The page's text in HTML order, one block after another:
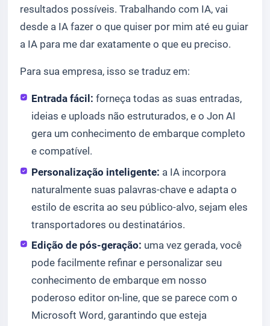
resultados possíveis. Trabalhando com IA, vai
desde a IA fazer o que quiser por mim até eu guiar
a IA para me dar exatamente o que eu preciso.
Para sua empresa, isso se traduz em:
Entrada fácil: forneça todas as suas entradas,
ideias e uploads não estruturados, e o Jon AI
gera um conhecimento de embarque completo
e compatível.
Personalização inteligente: a IA incorpora
naturalmente suas palavras-chave e adapta o
estilo de escrita ao seu público-alvo, sejam eles
transportadores ou destinatários.
Edição de pós-geração: uma vez gerada, você
pode facilmente refinar e personalizar seu
conhecimento de embarque em nosso
poderoso editor on-line, que se parece com o
Microsoft Word, garantindo que esteja